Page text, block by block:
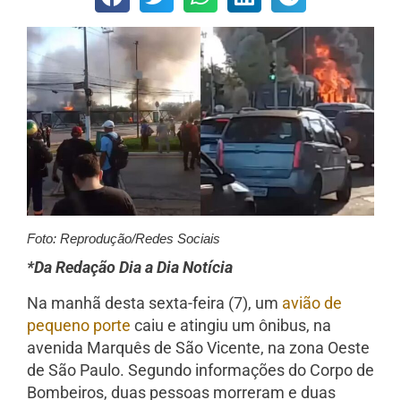
Foto: Reprodução/Redes Sociais
*Da Redação Dia a Dia Notícia
Na manhã desta sexta-feira (7), um avião de
pequeno porte caiu e atingiu um ônibus, na
avenida Marquês de São Vicente, na zona Oeste
de São Paulo. Segundo informações do Corpo de
Bombeiros, duas pessoas morreram e duas